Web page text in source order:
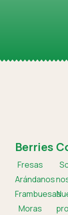
Berries
Fresas
Arándanos
Frambuesas
Moras